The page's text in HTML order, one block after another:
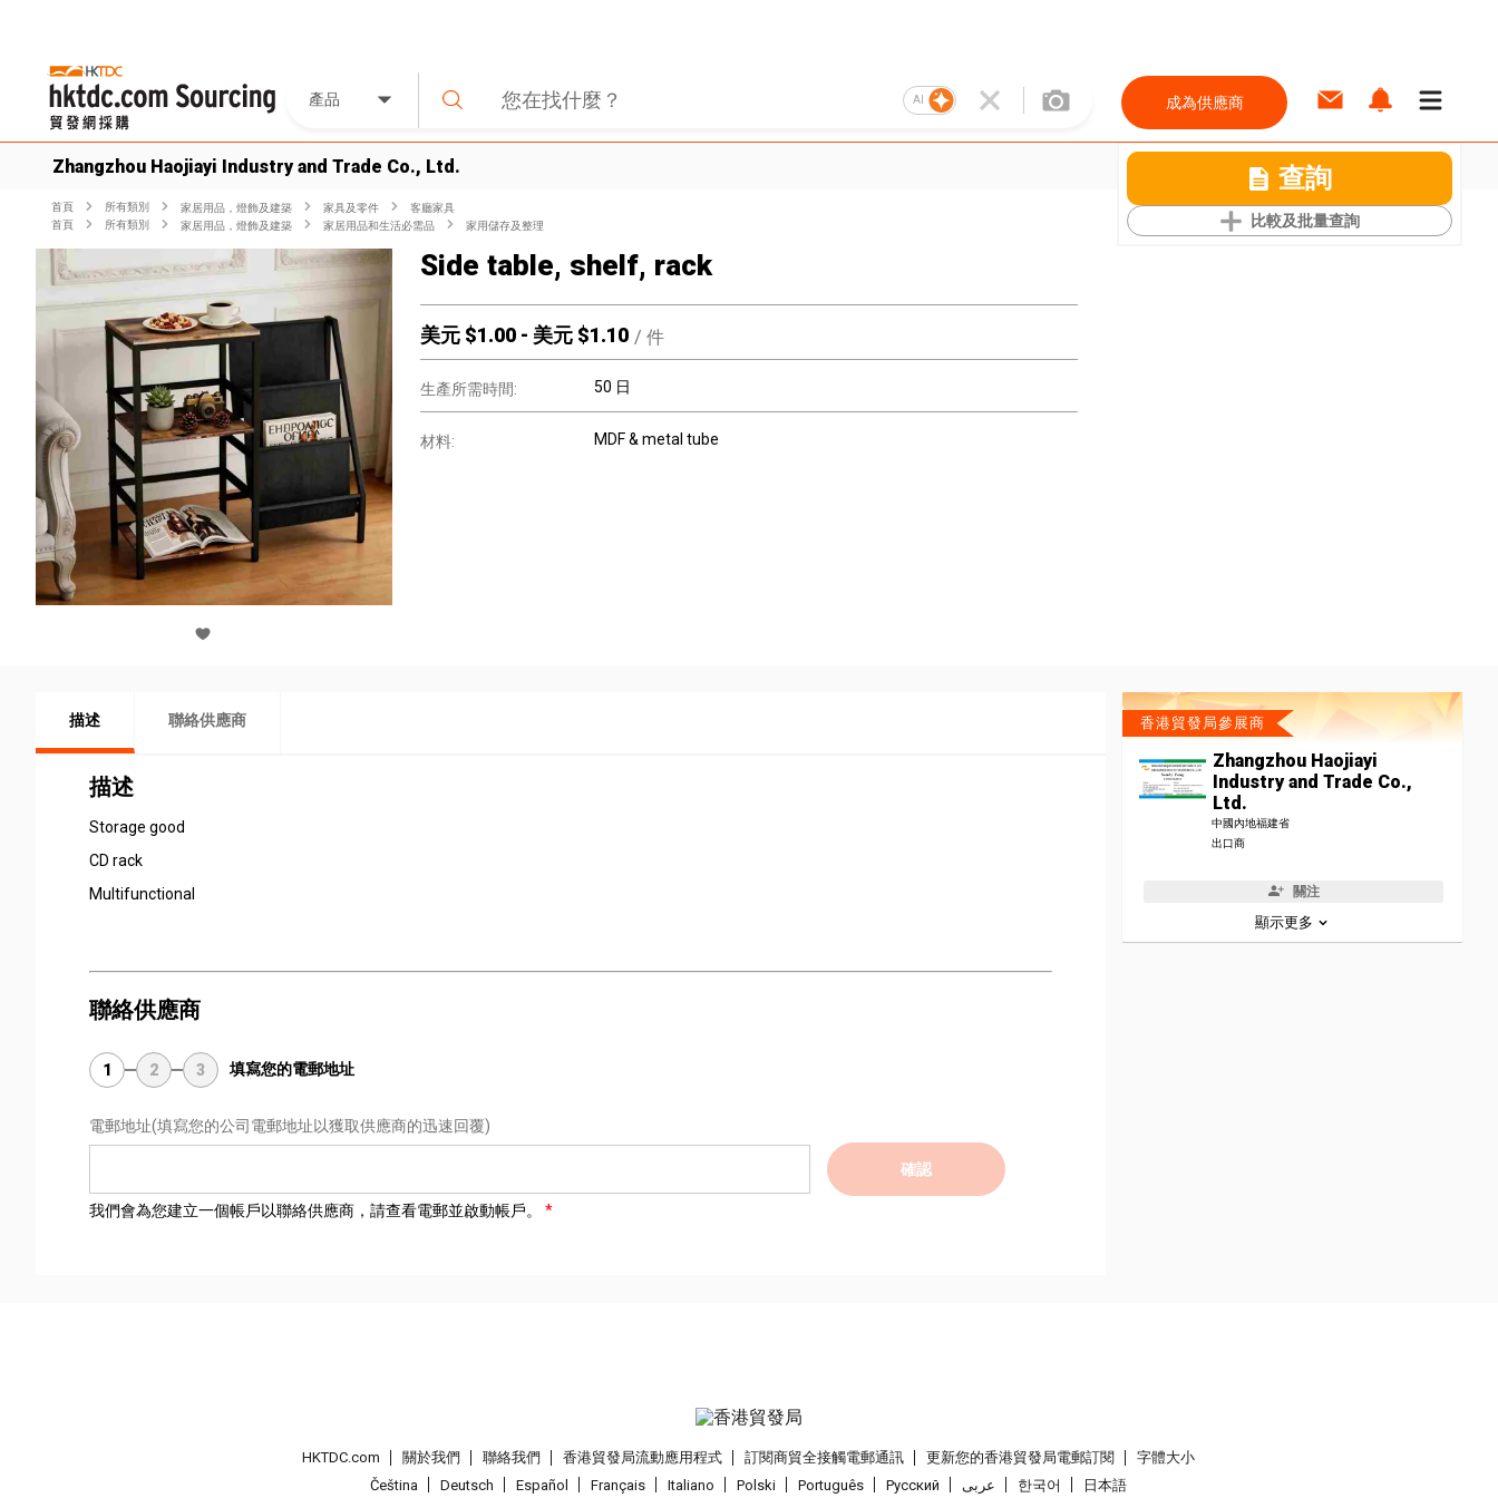
產品 AI 成為供應商
Zhangzhou Haojiayi Industry and Trade Co., Ltd. 查詢
比較及批量查詢
首頁 所有類別 家居用品，燈飾及建築 家具及零件
客廳家具
首頁
所有類別 家居用品，燈飾及建築 家居用品和生活必需品 家用儲存及整理
Side table, shelf, rack
美元 $1.00 - 美元 $1.10 / 件
生產所需時間: 50 日
材料: MDF & metal tube
描述 聯絡供應商
描述
Storage good
CD rack
Multifunctional
聯絡供應商
1 2 3 填寫您的電郵地址
電郵地址(填寫您的公司電郵地址以獲取供應商的迅速回覆)
確認
我們會為您建立一個帳戶以聯絡供應商，請查看電郵並啟動帳戶。
香港貿發局參展商
Zhangzhou Haojiayi
Industry and Trade Co.,
Ltd.
中國內地福建省
出口商
關注
顯示更多
HKTDC.com 關於我們 聯絡我們 香港貿發局流動應用程式 訂閱商貿全接觸電郵通訊 更新您的香港貿發局電郵訂閱
字體大小
Čeština
Deutsch Español Français Italiano Polski Português Pусский عربى 한국어 日本語